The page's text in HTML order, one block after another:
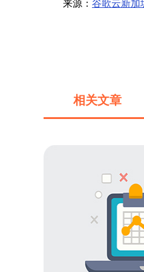
来源： 谷歌云新加
相关文章